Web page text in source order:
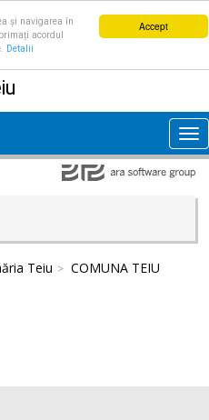
Accept
și navigarea în
acordul
Detalii
Teiu COMUNA TEIU